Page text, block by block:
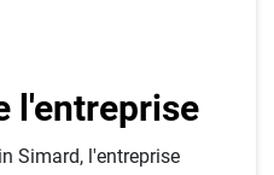
l'entreprise
Simard, l'entreprise